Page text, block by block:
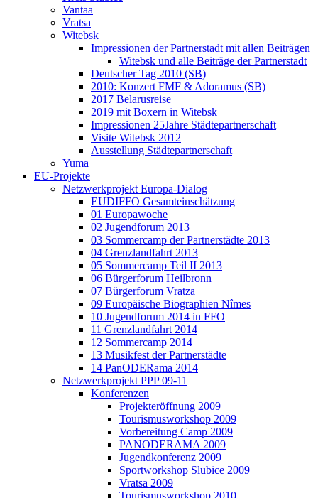
Vantaa
Vratsa
Witebsk
Impressionen der Partnerstadt mit allen Beiträgen
Witebsk und alle Beiträge der Partnerstadt
Deutscher Tag 2010 (SB)
2010: Konzert FMF & Adoramus (SB)
2017 Belarusreise
2019 mit Boxern in Witebsk
Impressionen 25Jahre Städtepartnerschaft
Visite Witebsk 2012
Ausstellung Städtepartnerschaft
Yuma
EU-Projekte
Netzwerkprojekt Europa-Dialog
EUDIFFO Gesamteinschätzung
01 Europawoche
02 Jugendforum 2013
03 Sommercamp der Partnerstädte 2013
04 Grenzlandfahrt 2013
05 Sommercamp Teil II 2013
06 Bürgerforum Heilbronn
07 Bürgerforum Vratza
09 Europäische Biographien Nîmes
10 Jugendforum 2014 in FFO
11 Grenzlandfahrt 2014
12 Sommercamp 2014
13 Musikfest der Partnerstädte
14 PanODERama 2014
Netzwerkprojekt PPP 09-11
Konferenzen
Projekteröffnung 2009
Tourismusworkshop 2009
Vorbereitung Camp 2009
PANODERAMA 2009
Jugendkonferenz 2009
Sportworkshop Slubice 2009
Vratsa 2009
Tourismusworkshop 2010